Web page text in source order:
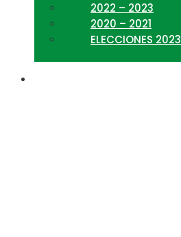
2022 – 2023
2020 – 2021
ELECCIONES 2023